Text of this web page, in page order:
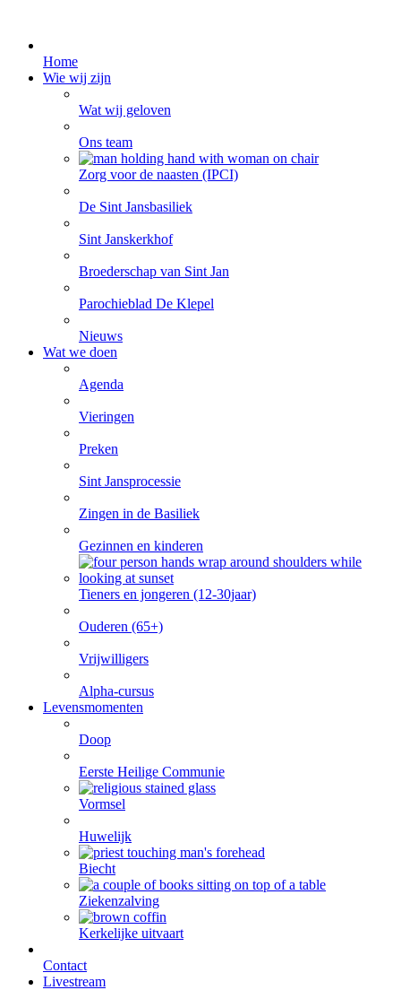
Home
Wie wij zijn
Wat wij geloven
Ons team
Zorg voor de naasten (IPCI)
De Sint Jansbasiliek
Sint Janskerkhof
Broederschap van Sint Jan
Parochieblad De Klepel
Nieuws
Wat we doen
Agenda
Vieringen
Preken
Sint Jansprocessie
Zingen in de Basiliek
Gezinnen en kinderen
Tieners en jongeren (12-30jaar)
Ouderen (65+)
Vrijwilligers
Alpha-cursus
Levensmomenten
Doop
Eerste Heilige Communie
Vormsel
Huwelijk
Biecht
Ziekenzalving
Kerkelijke uitvaart
Contact
Livestream